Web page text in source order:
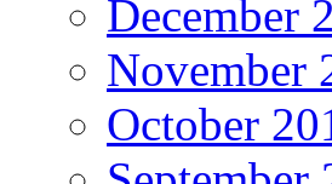
December
November
October